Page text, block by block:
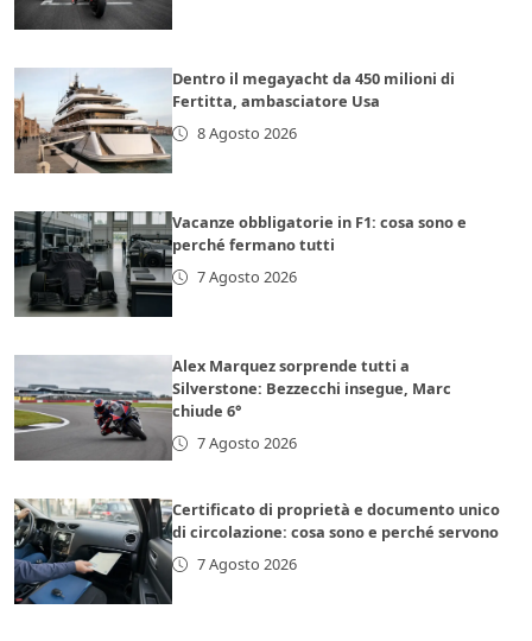
Dentro il megayacht da 450 milioni di
Fertitta, ambasciatore Usa
8 Agosto 2026
Vacanze obbligatorie in F1: cosa sono e
perché fermano tutti
7 Agosto 2026
Alex Marquez sorprende tutti a
Silverstone: Bezzecchi insegue, Marc
chiude 6°
7 Agosto 2026
Certificato di proprietà e documento unico
di circolazione: cosa sono e perché servono
7 Agosto 2026